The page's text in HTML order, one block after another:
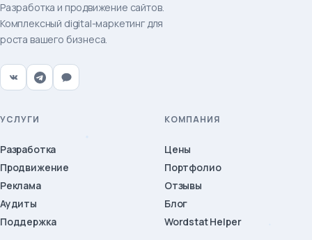
Разработка и продвижение сайтов.
Комплексный digital-маркетинг для
роста вашего бизнеса.
УСЛУГИ
Разработка
Продвижение
Реклама
Аудиты
Поддержка
КОМПАНИЯ
Цены
Портфолио
Отзывы
Блог
Wordstat Helper